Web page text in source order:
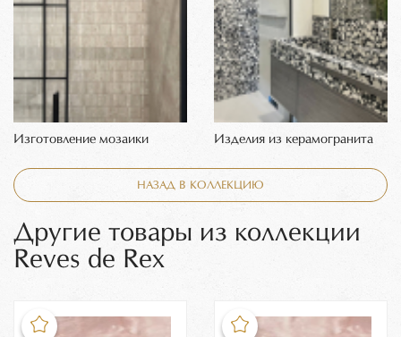
Изготовление мозаики Изделия из керамогранита
НАЗАД В КОЛЛЕКЦИЮ
Другие товары из коллекции
Reves de Rex